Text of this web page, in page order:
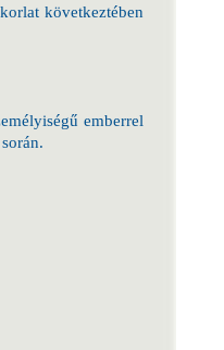
következtében
emberrel